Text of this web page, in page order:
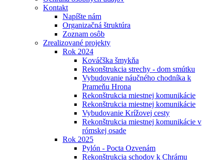
Kontakt
Napíšte nám
Organizačná štruktúra
Zoznam osôb
Zrealizované projekty
Rok 2024
Kováčška šmykňa
Rekonštrukcia strechy - dom smútku
Vybudovanie náučného chodníka k
Prameňu Hrona
Rekonštrukcia miestnej komunikácie
Rekonštrukcia miestnej komunikácie
Vybudovanie Krížovej cesty
Rekonštrukcia miestnej komunikácie v
rómskej osade
Rok 2025
Pylón - Pocta Ozvenám
Rekonštrukcia schodov k Chrámu